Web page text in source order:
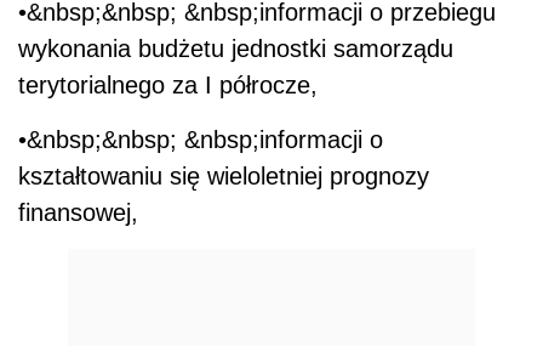
•&nbsp;&nbsp; &nbsp;informacji o przebiegu
wykonania budżetu jednostki samorządu
terytorialnego za I półrocze,
•&nbsp;&nbsp; &nbsp;informacji o
kształtowaniu się wieloletniej prognozy
finansowej,